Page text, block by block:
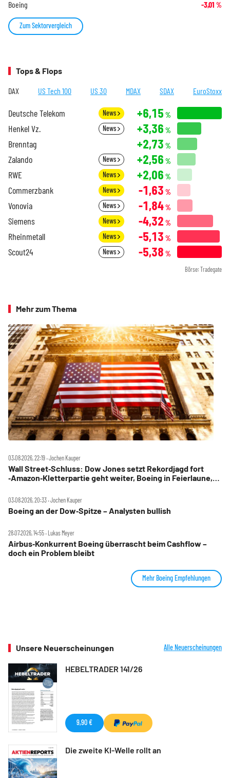
Boeing -3,01 %
Zum Sektorvergleich
Tops & Flops
DAX US Tech 100 US 30 MDAX SDAX EuroStoxx
Deutsche Telekom News +6,15 %
Henkel Vz. News +3,36 %
Brenntag +2,73 %
Zalando News +2,56 %
RWE News +2,06 %
Commerzbank News -1,63 %
Vonovia News -1,84%
Siemens News -4,32 %
Rheinmetall News -5,13 %
Scout24 News -5,38 %
Börse: Tradegate
Mehr zum Thema
03.08.2026, 22:19 ‧ Jochen Kauper
Wall Street‑Schluss: Dow Jones setzt Rekordjagd fort
‑Amazon‑Kletterpartie geht weiter, Boeing in Feierlaune,
03.08.2026, 20:33 ‧ Jochen Kauper
Boeing an der Dow‑Spitze – Analysten bullish
28.07.2026, 14:55 ‧ Lukas Meyer
Airbus‑Konkurrent Boeing überrascht beim Cashflow –
doch ein Problem bleibt
Mehr Boeing Empfehlungen
Unsere Neuerscheinungen Alle Neuerscheinungen
HEBELTRADER 141/26
9,90 €
Die zweite KI-Welle rollt an